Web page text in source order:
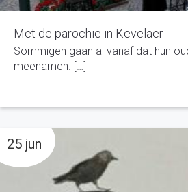
Met de parochie in Kevelaer
Sommigen gaan al vanaf dat hun
meenamen. […]
25 jun